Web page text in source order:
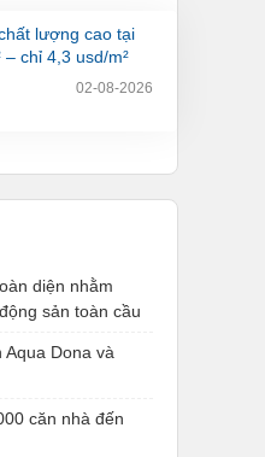
chỉ 4,3 usd/m²
02-08-2026
diện nhằm
sản toàn cầu
Dona và
căn nhà đến